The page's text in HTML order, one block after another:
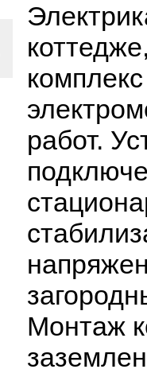
комплекс
работ.
Монтаж